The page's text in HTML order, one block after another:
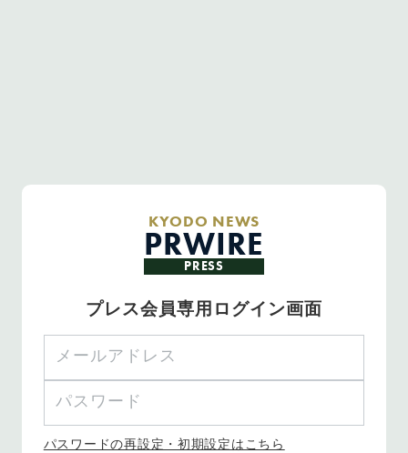
KYODO NEWS
PRWIRE
PRESS
プレス会員専用ログイン画面
パスワードの再設定・初期設定はこちら